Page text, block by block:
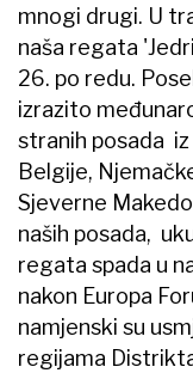
mnogi drugi. U
naša regata
26. po redu.
izrazito
stranih posada iz
Belgije,
Sjeverne
naših posada,
regata spada u
nakon Europa
namjenski su
regijama